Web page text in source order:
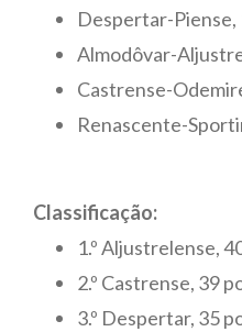
Despertar-Piense,
Almodôvar-
Castrense-
Renascente-
Classificação:
1.º Aljustrelense,
2.º Castrense, 39
3.º Despertar, 35